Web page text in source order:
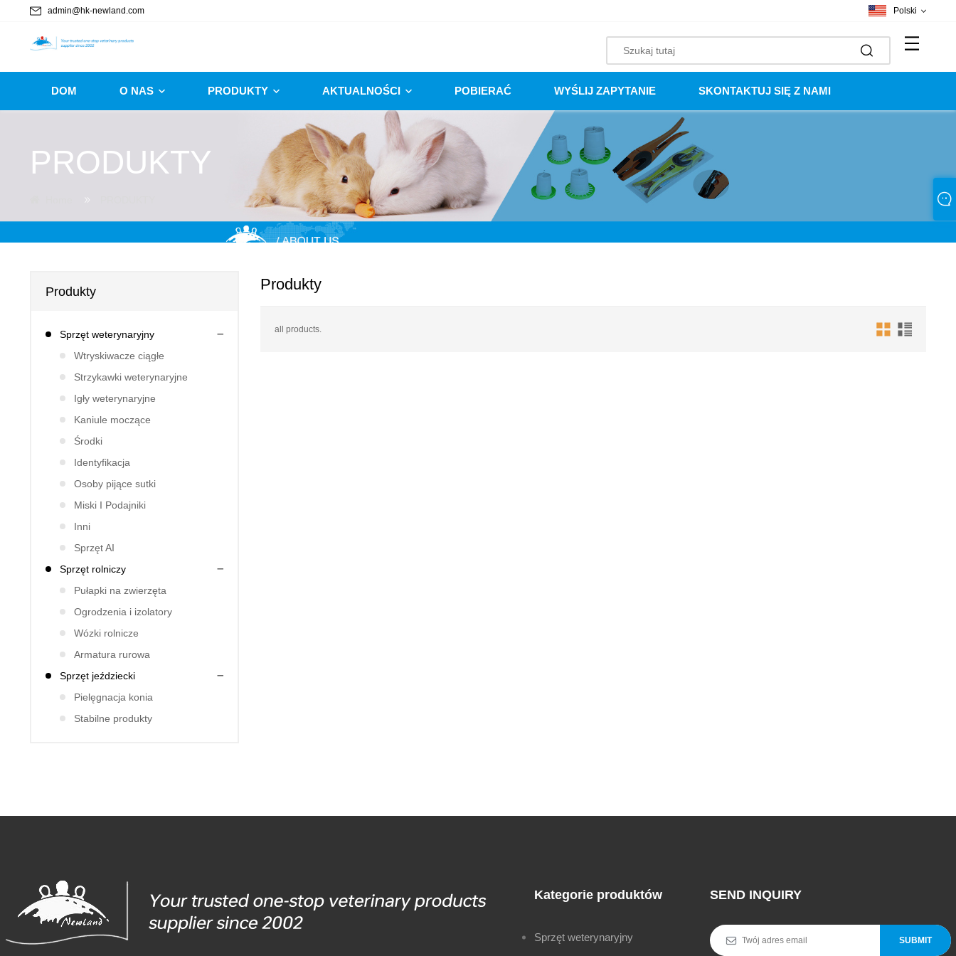
admin@hk-newland.com Polski
DOM O NAS PRODUKTY AKTUALNOŚCI POBIERAĆ WYŚLIJ ZAPYTANIE SKONTAKTUJ SIĘ Z NAMI
PRODUKTY
Produkty
Sprzęt weterynaryjny
Wtryskiwacze ciągłe
Strzykawki weterynaryjne
Igły weterynaryjne
Kaniule moczące
Środki
Identyfikacja
Osoby pijące sutki
Miski I Podajniki
Inni
Sprzęt AI
Sprzęt rolniczy
Pułapki na zwierzęta
Ogrodzenia i izolatory
Wózki rolnicze
Armatura rurowa
Sprzęt jeździecki
Pielęgnacja konia
Stabilne produkty
Produkty
all products.
Kategorie produktów
Sprzęt weterynaryjny
SEND INQUIRY
SUBMIT